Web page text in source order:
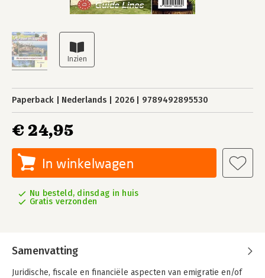
Paperback Nederlands 2026 9789492895530
€ 24,95
In winkelwagen
Nu besteld, dinsdag in huis
Gratis verzonden
Samenvatting
Juridische, fiscale en financiële aspecten van emigratie en/of